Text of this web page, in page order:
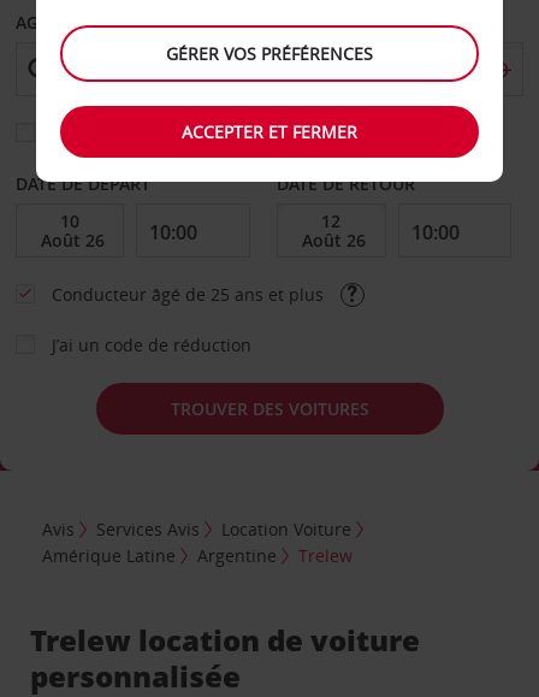
AGENCE DE DÉPART
Sélectionnez une autre agence de retour
DATE DE DÉPART DATE DE RETOUR
Conducteur âgé de 25 ans et plus
J’ai un code de réduction
TROUVER DES VOITURES
Avis Services Avis
Location Voiture
Amérique Latine
Argentine Trelew
Trelew location de voiture
personnalisée
GÉRER VOS PRÉFÉRENCES
ACCEPTER ET FERMER